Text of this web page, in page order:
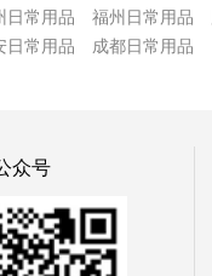
日常用品 福州日常用品
日常用品 成都日常用品
众号